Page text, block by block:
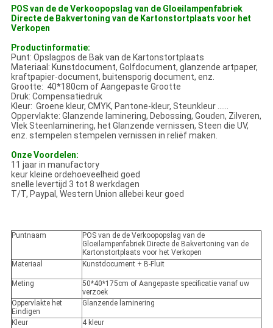
POS van de de Verkoopopslag van de Gloeilampenfabriek
Directe de Bakvertoning van de Kartonstortplaats voor het
Verkopen
Productinformatie:
Punt: Opslagpos de Bak van de Kartonstortplaats
Materiaal: Kunstdocument, Golfdocument, glanzende artpaper,
kraftpapier-document, buitensporig document, enz.
Grootte: 40*180cm of Aangepaste Grootte
Druk: Compensatiedruk
Kleur: Groene kleur, CMYK, Pantone-kleur, Steunkleur ......
Oppervlakte: Glanzende laminering, Debossing, Gouden, Zilveren,
Vlek Steenlaminering, het Glanzende vernissen, Steen die UV,
enz. stempelen stempelen vernissen in reliëf maken.
Onze Voordelen:
11 jaar in manufactory
keur kleine ordehoeveelheid goed
snelle levertijd 3 tot 8 werkdagen
T/T, Paypal, Western Union allebei keur goed
Puntnaam
POS van de de Verkoopopslag van de
Gloeilampenfabriek Directe de Bakvertoning van de
Kartonstortplaats voor het Verkopen
Materiaal
Kunstdocument + B-Fluit
Meting
50*40*175cm of Aangepaste specificatie vanaf uw
verzoek
Oppervlakte het
Eindigen
Glanzende laminering
Kleur 4 kleur